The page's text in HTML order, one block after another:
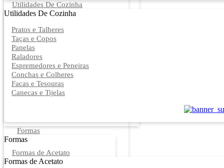
Utilidades De Cozinha
Utilidades De Cozinha
Pratos e Talheres
Taças e Copos
Panelas
Raladores
Espremedores e Peneiras
Conchas e Colheres
Facas e Tesouras
Canecas e Tijelas
Formas
Formas
Formas de Acetato
Formas de Acetato